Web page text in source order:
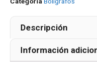
Descripción
Información